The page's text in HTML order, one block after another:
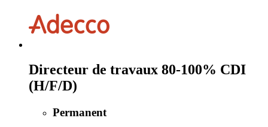
Directeur de travaux 80-100% CDI
(H/F/D)
Permanent